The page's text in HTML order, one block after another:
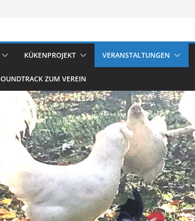
KÜKENPROJEKT VERANSTALTUNGEN
ZUM VEREIN